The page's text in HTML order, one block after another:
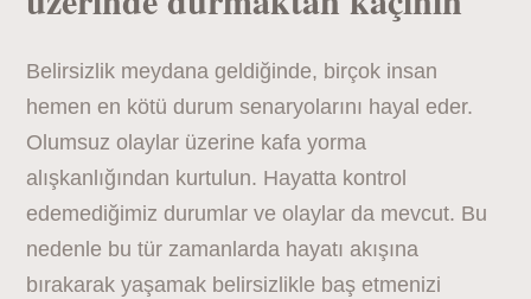
Belirsizlik meydana geldiğinde, birçok insan
hemen en kötü durum senaryolarını hayal eder.
Olumsuz olaylar üzerine kafa yorma
alışkanlığından kurtulun. Hayatta kontrol
edemediğimiz durumlar ve olaylar da mevcut. Bu
nedenle bu tür zamanlarda hayatı akışına
bırakarak yaşamak belirsizlikle baş etmenizi